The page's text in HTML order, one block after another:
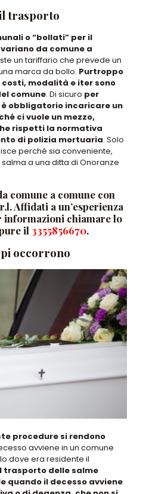
trasporto
o “bollati” per il
da comune a
un tariffario che prevede un
marca da bollo. Purtroppo
modalità e iter sono
comune. Di sicuro per
obbligatorio incaricare un
ci vuole un mezzo,
rispetti la normativa
di polizia mortuaria. Solo
perché sia conveniente,
a una ditta di Onoranze
comune a comune con
Affidati a un’esperienza
informazioni chiamare lo
il 3355856670.
occorrono
procedure si rendono
avviene in un comune
dove era residente il
trasporto delle salme
quando il decesso avviene